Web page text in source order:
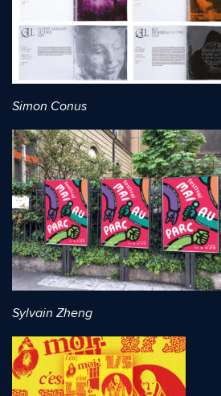
Simon Conus
Sylvain Zheng
Quelle est la pertinence de